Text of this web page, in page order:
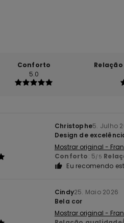
Conforto
5.0
Christophe5. Julho
Design de
Mostrar original -
Conforto: 5/5
Eu recomendo
Cindy25. Maio 2026
Bela cor
Mostrar original -